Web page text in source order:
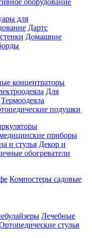
оборудование
для
Дартс
Домашние
концентраторы
Для
Термоодеяла
подушки
приборы
и стулья Декор и
обогреватели
Компостеры садовые
Лечебные
стулья